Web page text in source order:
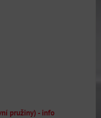
pružiny) - info